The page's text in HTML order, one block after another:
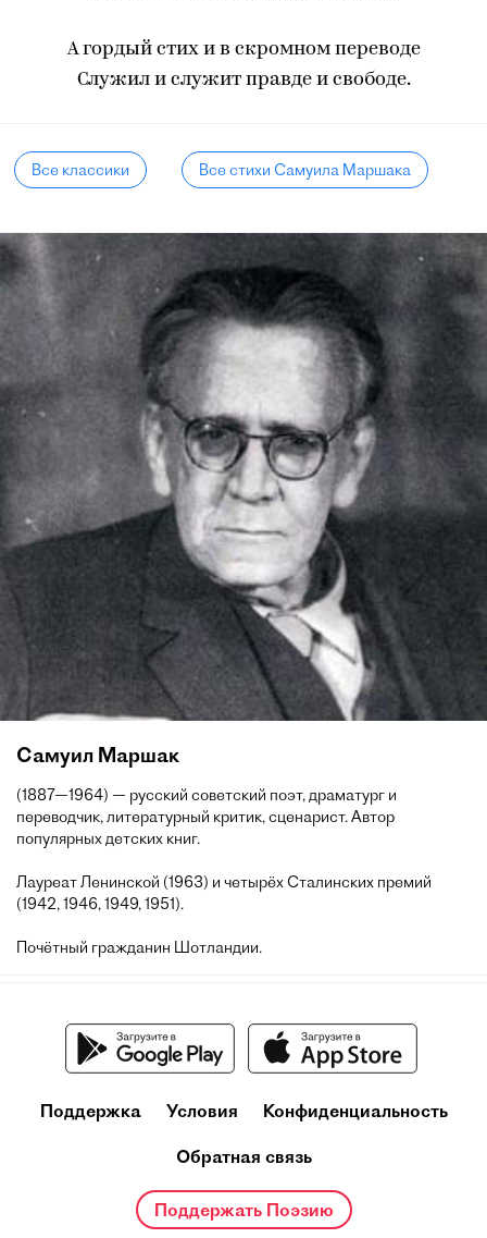
А гордый стих и в скромном переводе
Служил и служит правде и свободе.
Все классики Все стихи Самуила Маршака
Самуил Маршак
(1887—1964) — русский советский поэт, драматург и
переводчик, литературный критик, сценарист. Автор
популярных детских книг.
Лауреат Ленинской (1963) и четырёх Сталинских премий
(1942, 1946, 1949, 1951).
Почётный гражданин Шотландии.
Поддержка Условия Конфиденциальность
Обратная связь
Поддержать Поэзию